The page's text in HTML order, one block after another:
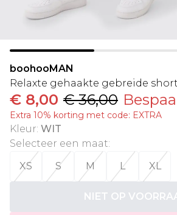
boohooMAN
Relaxte gehaakte gebreide
€ 8,00 € 36,00
Extra 10% korting met code: EXTRA
Kleur: WIT
Selecteer een maat:
XS
S M L XL
NIET OP